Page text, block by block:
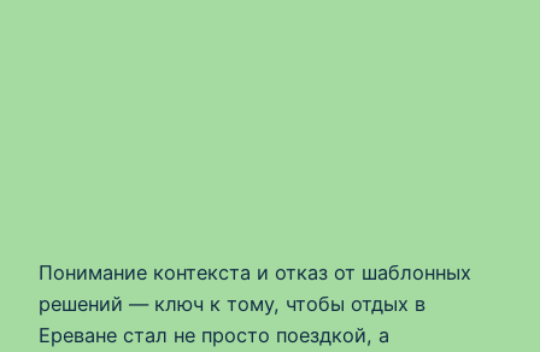
Понимание контекста и отказ от шаблонных
решений — ключ к тому, чтобы отдых в
Ереване стал не просто поездкой, а